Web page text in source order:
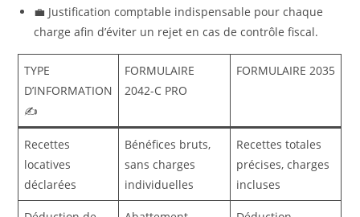
💼 Justification comptable indispensable pour chaque
charge afin d’éviter un rejet en cas de contrôle fiscal.
TYPE
D’INFORMATION
✍️
FORMULAIRE
2042-C PRO
FORMULAIRE 2035
Recettes
locatives
déclarées
Bénéfices bruts,
sans charges
individuelles
Recettes totales
précises, charges
incluses